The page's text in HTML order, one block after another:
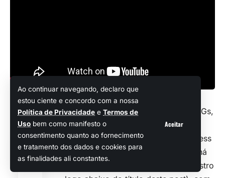
Ao continuar navegando, declaro que
estou ciente e concordo com a nossa
Política de Privacidade e Termos de
Uso bem como manifesto o
consentimento quanto ao fornecimento
e tratamento dos dados e cookies para
as finalidades ali constantes.
Aceitar
Compartilhar
Chamando a atenção dos fãs de RPGs,
os devs da Dreamate e a publisher
Fulqrum Publishing liberaram um press
release e um trailer especial agora há
pouco (você poderá conferir o registro